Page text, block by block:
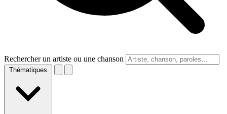
Rechercher un artiste ou une chanson
Thématiques